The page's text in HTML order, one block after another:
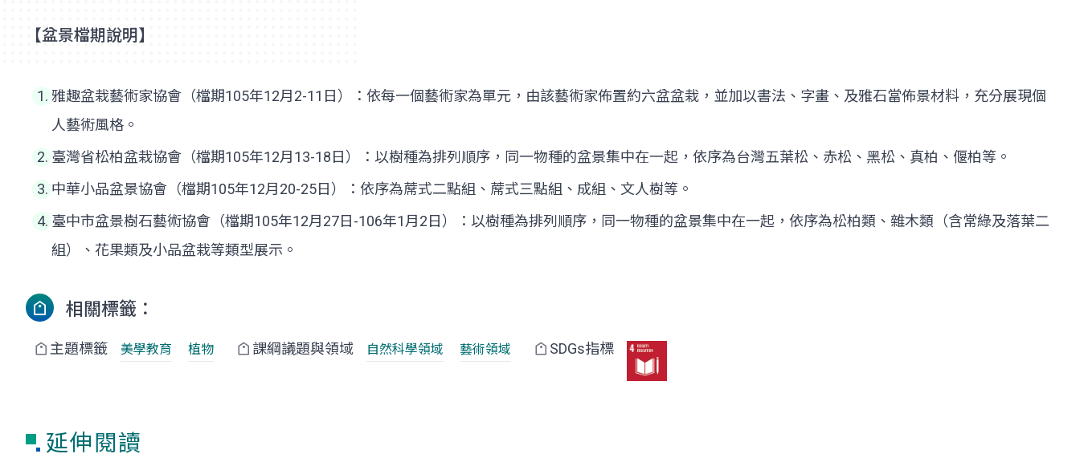
【盆景檔期說明】
雅趣盆栽藝術家協會（檔期105年12月2-11日）：依每一個藝術家為單元，由該藝術家佈置約六盆盆栽，並加以書法、字畫、及雅石當佈景材料，充分展現個
人藝術風格。
臺灣省松柏盆栽協會（檔期105年12月13-18日）：以樹種為排列順序，同一物種的盆景集中在一起，依序為台灣五葉松、赤松、黑松、真柏、偃柏等。
中華小品盆景協會（檔期105年12月20-25日）：依序為蓆式二點組、蓆式三點組、成組、文人樹等。
臺中市盆景樹石藝術協會（檔期105年12月27日-106年1月2日）：以樹種為排列順序，同一物種的盆景集中在一起，依序為松柏類、雜木類（含常綠及落葉二
組）、花果類及小品盆栽等類型展示。
相關標籤：
主題標籤 美學教育 植物 課綱議題與領域 自然科學領域 藝術領域 SDGs指標
延伸閱讀